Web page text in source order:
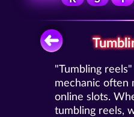
"Tumbling
mechanic often
online slots.
tumbling reels,